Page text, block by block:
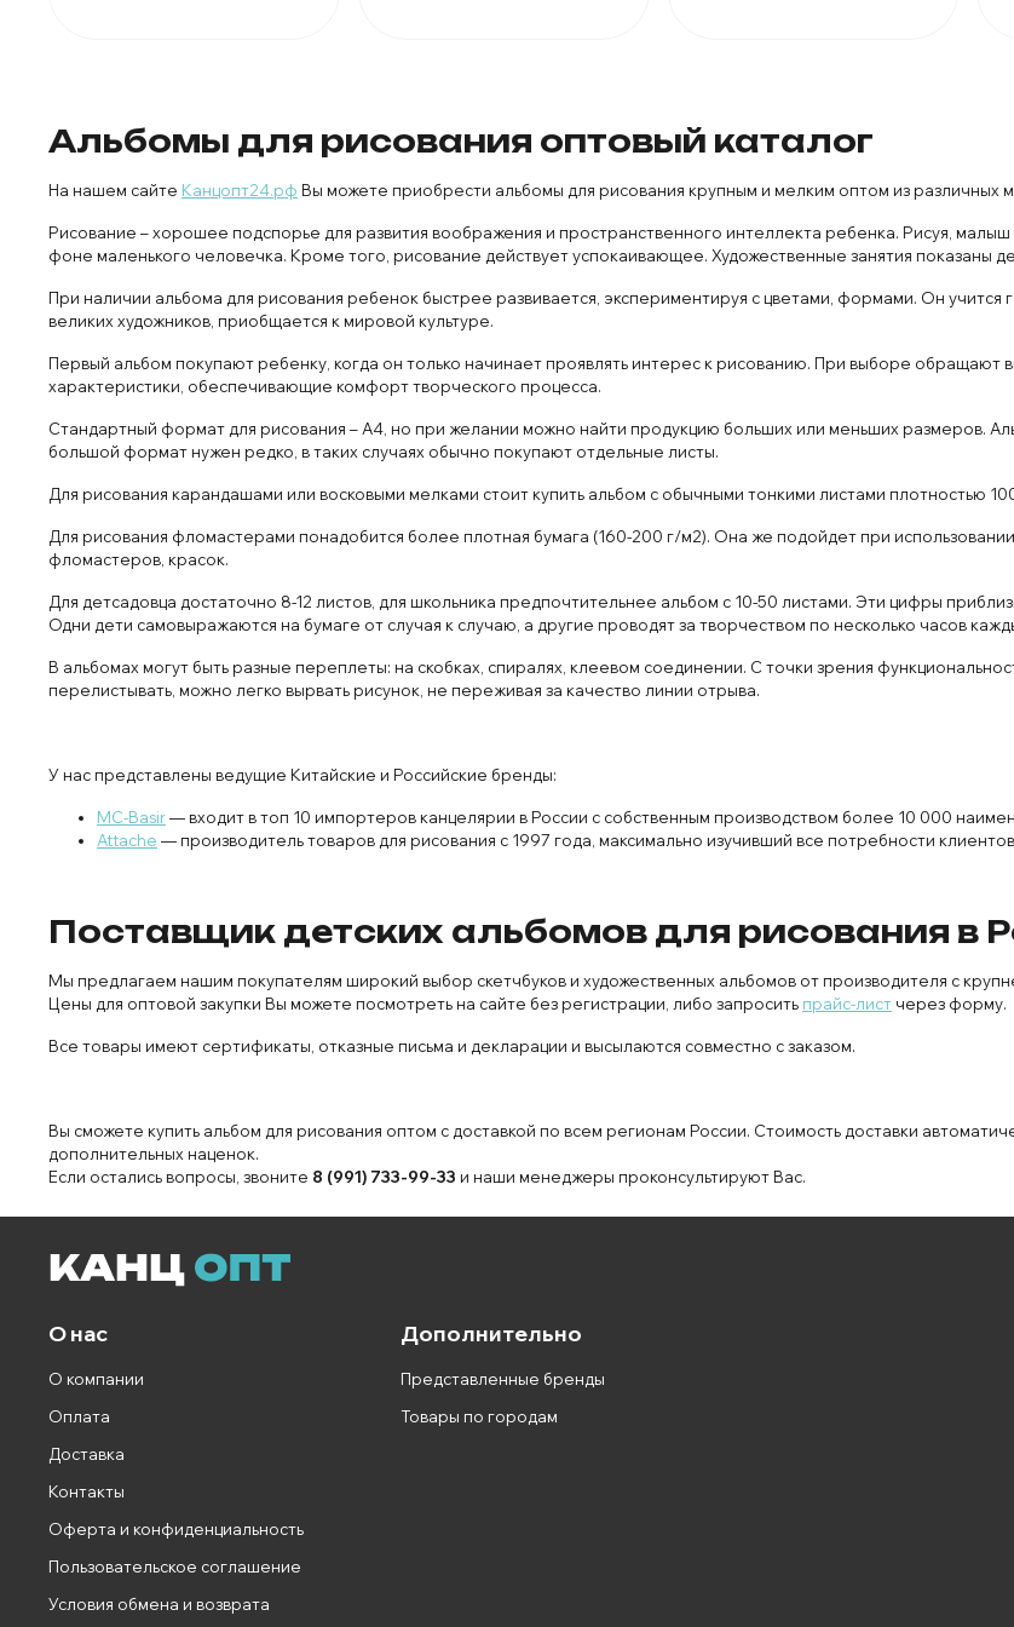
Альбомы для рисования оптовый каталог
На нашем сайте Канцопт24.рф Вы можете приобрести альбомы для рисования крупным и мелким оптом из различных
Рисование – хорошее подспорье для развития воображения и пространственного интеллекта ребенка. Рисуя,
фоне маленького человечка. Кроме того, рисование действует успокаивающее. Художественные занятия показаны
При наличии альбома для рисования ребенок быстрее развивается, экспериментируя с цветами, формами. Он
великих художников, приобщается к мировой культуре.
Первый альбом покупают ребенку, когда он только начинает проявлять интерес к рисованию. При выборе обращают
характеристики, обеспечивающие комфорт творческого процесса.
Стандартный формат для рисования – А4, но при желании можно найти продукцию больших или меньших размеров.
большой формат нужен редко, в таких случаях обычно покупают отдельные листы.
Для рисования карандашами или восковыми мелками стоит купить альбом с обычными тонкими листами плотностью
Для рисования фломастерами понадобится более плотная бумага (160-200 г/м2). Она же подойдет при
фломастеров, красок.
Для детсадовца достаточно 8-12 листов, для школьника предпочтительнее альбом с 10-50 листами. Эти цифры
Одни дети самовыражаются на бумаге от случая к случаю, а другие проводят за творчеством по несколько часов
В альбомах могут быть разные переплеты: на скобках, спиралях, клеевом соединении. С точки зрения
перелистывать, можно легко вырвать рисунок, не переживая за качество линии отрыва.
У нас представлены ведущие Китайские и Российские бренды:
MC-Basir— входит в топ 10 импортеров канцелярии в России с собственным производством более 10 000
Attache — производитель товаров для рисования с 1997 года, максимально изучивший все потребности
Поставщик детских альбомов для рисования в
Мы предлагаем нашим покупателям широкий выбор скетчбуков и художественных альбомов от производителя с
Цены для оптовой закупки Вы можете посмотреть на сайте без регистрации, либо запросить прайс-лист через форму.
Все товары имеют сертификаты, отказные письма и декларации и высылаются совместно с заказом.
Вы сможете купить альбом для рисования оптом с доставкой по всем регионам России. Стоимость доставки
дополнительных наценок.
Если остались вопросы, звоните 8 (991) 733-99-33 и наши менеджеры проконсультируют Вас.
О нас
О компании
Оплата
Доставка
Контакты
Оферта и конфиденциальность
Пользовательское соглашение
Условия обмена и возврата
Дополнительно
Представленные бренды
Товары по городам